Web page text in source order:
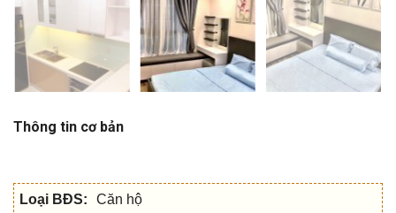
Thông tin cơ bản
Loại BĐS:
Căn hộ